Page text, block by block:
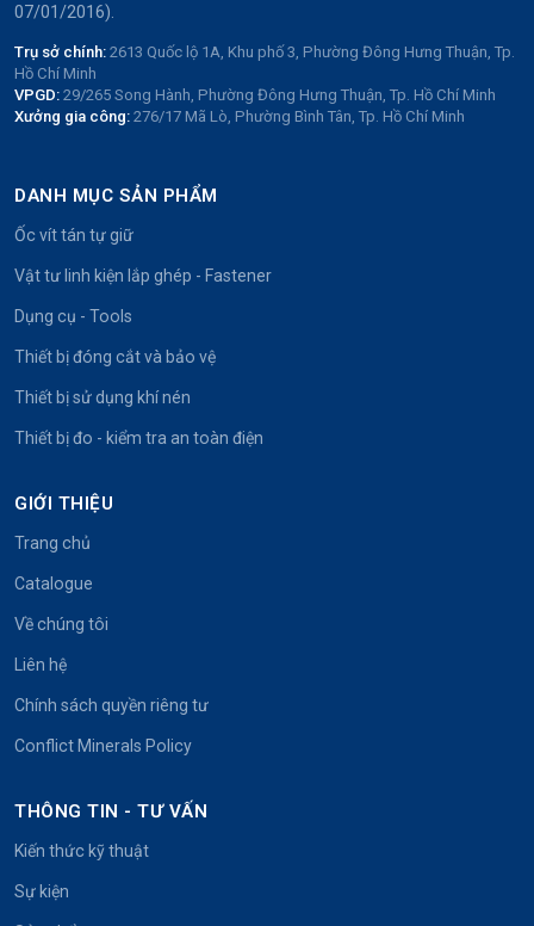
07/01/2016).
Trụ sở chính: 2613 Quốc lộ 1A, Khu phố 3, Phường Đông Hưng Thuận, Tp.
Hồ Chí Minh
VPGD: 29/265 Song Hành, Phường Đông Hưng Thuận, Tp. Hồ Chí Minh
Xưởng gia công: 276/17 Mã Lò, Phường Bình Tân, Tp. Hồ Chí Minh
DANH MỤC SẢN PHẨM
Ốc vít tán tự giữ
Vật tư linh kiện lắp ghép - Fastener
Dụng cụ - Tools
Thiết bị đóng cắt và bảo vệ
Thiết bị sử dụng khí nén
Thiết bị đo - kiểm tra an toàn điện
GIỚI THIỆU
Trang chủ
Catalogue
Về chúng tôi
Liên hệ
Chính sách quyền riêng tư
Conflict Minerals Policy
THÔNG TIN - TƯ VẤN
Kiến thức kỹ thuật
Sự kiện